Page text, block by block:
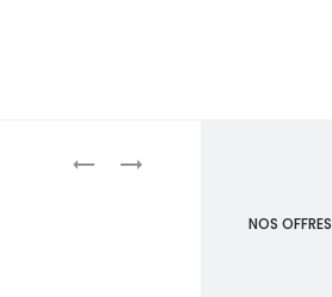
Product
navigation
HERCULES
NOS OFFRES